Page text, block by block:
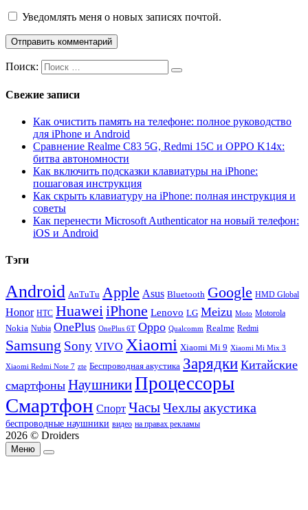
Уведомлять меня о новых записях почтой.
Поиск:
Свежие записи
Как очистить память на телефоне: полное руководство
для iPhone и Android
Сравнение Realme C83 5G, Redmi 15C и OPPO K14x:
битва автономности
Как включить подсказки клавиатуры на iPhone:
пошаговая инструкция
Как скрыть клавиатуру на iPhone: полная инструкция и
советы
Как перенести Microsoft Authenticator на новый телефон:
iOS и Android
Тэги
Android AnTuTu Apple Asus Bluetooth Google HMD Global
Honor HTC Huawei iPhone Lenovo LG Meizu Moto Motorola
Nokia Nubia OnePlus OnePlus 6T Oppo Qualcomm Realme Redmi
Samsung Sony VIVO Xiaomi Xiaomi Mi 9 Xiaomi Mi Mix 3
Xiaomi Redmi Note 7 zte Беспроводная акустика Зарядки Китайские
смартфоны НаушникиПроцессоры
Смартфон Спорт ЧасыЧехлыакустика
беспроводные наушники видео на правах рекламы
2026 © Droiders
Меню